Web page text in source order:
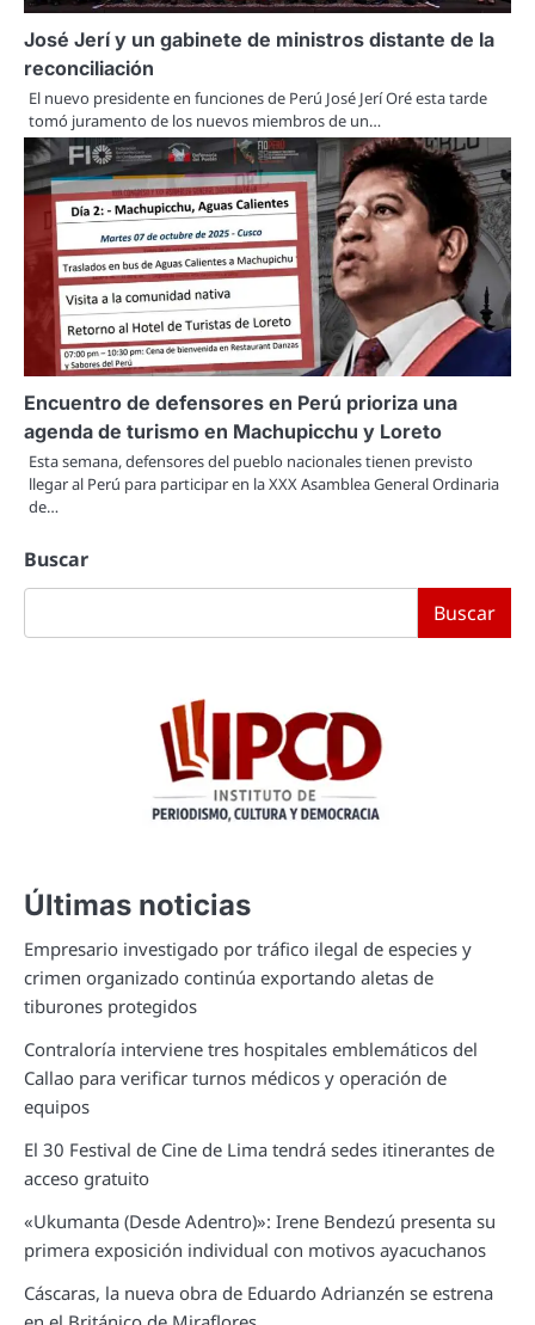
José Jerí y un gabinete de ministros distante de la
reconciliación
El nuevo presidente en funciones de Perú José Jerí Oré esta tarde
tomó juramento de los nuevos miembros de un…
Encuentro de defensores en Perú prioriza una
agenda de turismo en Machupicchu y Loreto
Esta semana, defensores del pueblo nacionales tienen previsto
llegar al Perú para participar en la XXX Asamblea General Ordinaria
de…
Buscar
Buscar
Últimas noticias
Empresario investigado por tráfico ilegal de especies y
crimen organizado continúa exportando aletas de
tiburones protegidos
Contraloría interviene tres hospitales emblemáticos del
Callao para verificar turnos médicos y operación de
equipos
El 30 Festival de Cine de Lima tendrá sedes itinerantes de
acceso gratuito
«Ukumanta (Desde Adentro)»: Irene Bendezú presenta su
primera exposición individual con motivos ayacuchanos
Cáscaras, la nueva obra de Eduardo Adrianzén se estrena